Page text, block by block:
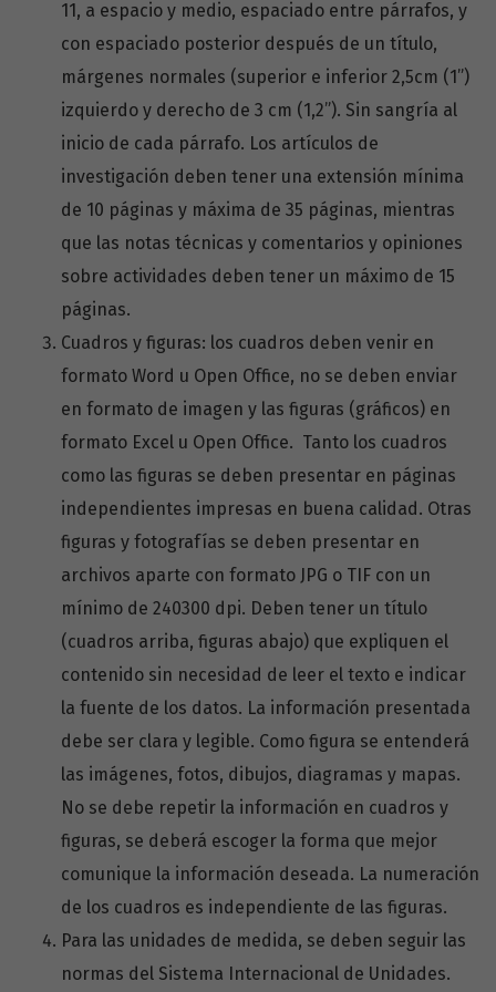
11, a espacio y medio, espaciado entre párrafos, y
con espaciado posterior después de un título,
márgenes normales (superior e inferior 2,5cm (1”)
izquierdo y derecho de 3 cm (1,2”). Sin sangría al
inicio de cada párrafo. Los artículos de
investigación deben tener una extensión mínima
de 10 páginas y máxima de 35 páginas, mientras
que las notas técnicas y comentarios y opiniones
sobre actividades deben tener un máximo de 15
páginas.
Cuadros y figuras: los cuadros deben venir en
formato Word u Open Office, no se deben enviar
en formato de imagen y las figuras (gráficos) en
formato Excel u Open Office. Tanto los cuadros
como las figuras se deben presentar en páginas
independientes impresas en buena calidad. Otras
figuras y fotografías se deben presentar en
archivos aparte con formato JPG o TIF con un
mínimo de 240­300 dpi. Deben tener un título
(cuadros arriba, figuras abajo) que expliquen el
contenido sin necesidad de leer el texto e indicar
la fuente de los datos. La información presentada
debe ser clara y legible. Como figura se entenderá
las imágenes, fotos, dibujos, diagramas y mapas.
No se debe repetir la información en cuadros y
figuras, se deberá escoger la forma que mejor
comunique la información deseada. La numeración
de los cuadros es independiente de las figuras.
Para las unidades de medida, se deben seguir las
normas del Sistema Internacional de Unidades.